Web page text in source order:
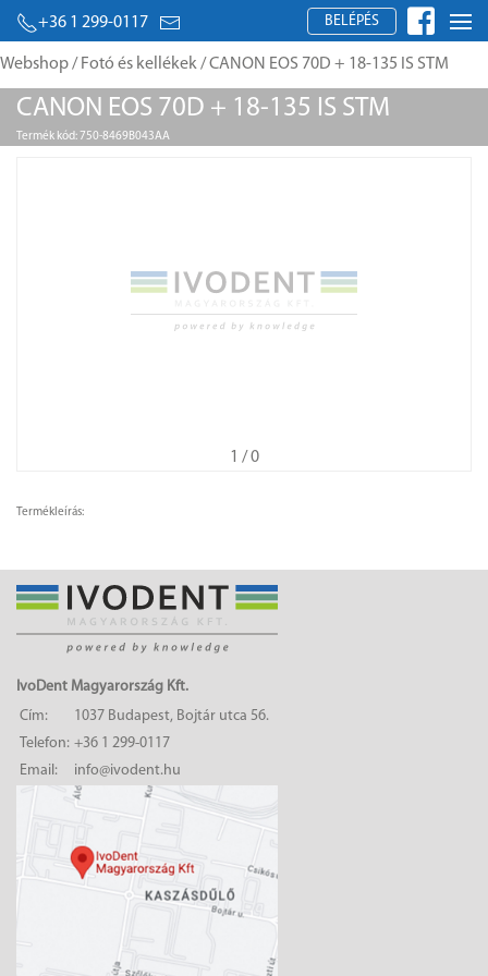
+36 1 299-0117 BELÉPÉS
Webshop/ Fotó és kellékek/ CANON EOS 70D + 18-135 IS STM
CANON EOS 70D + 18-135 IS STM
Termék kód: 750-8469B043AA
1 / 0
Termékleírás:
IvoDent Magyarország Kft.
Cím:
1037 Budapest, Bojtár utca 56.
Telefon: +36 1 299-0117
Email:
info@ivodent.hu